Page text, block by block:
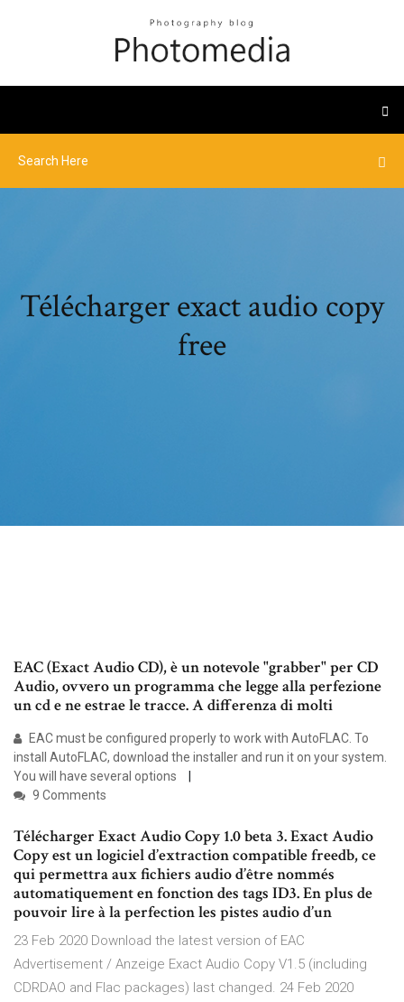
Télécharger exact audio copy
free
EAC (Exact Audio CD), è un notevole "grabber" per CD
Audio, ovvero un programma che legge alla perfezione
un cd e ne estrae le tracce. A differenza di molti
EAC must be configured properly to work with AutoFLAC. To
install AutoFLAC, download the installer and run it on your system.
You will have several options
9 Comments
Télécharger Exact Audio Copy 1.0 beta 3. Exact Audio
Copy est un logiciel d’extraction compatible freedb, ce
qui permettra aux fichiers audio d’être nommés
automatiquement en fonction des tags ID3. En plus de
pouvoir lire à la perfection les pistes audio d’un
23 Feb 2020 Download the latest version of EAC
Advertisement / Anzeige Exact Audio Copy V1.5 (including
CDRDAO and Flac packages) last changed. 24 Feb 2020